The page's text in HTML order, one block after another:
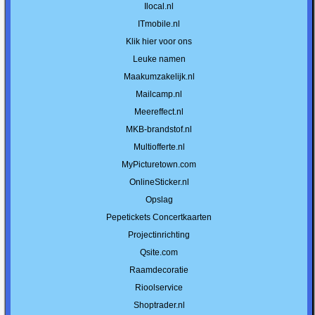
Ilocal.nl
ITmobile.nl
Klik hier voor ons
Leuke namen
Maakumzakelijk.nl
Mailcamp.nl
Meereffect.nl
MKB-brandstof.nl
Multiofferte.nl
MyPicturetown.com
OnlineSticker.nl
Opslag
Pepetickets Concertkaarten
Projectinrichting
Qsite.com
Raamdecoratie
Rioolservice
Shoptrader.nl